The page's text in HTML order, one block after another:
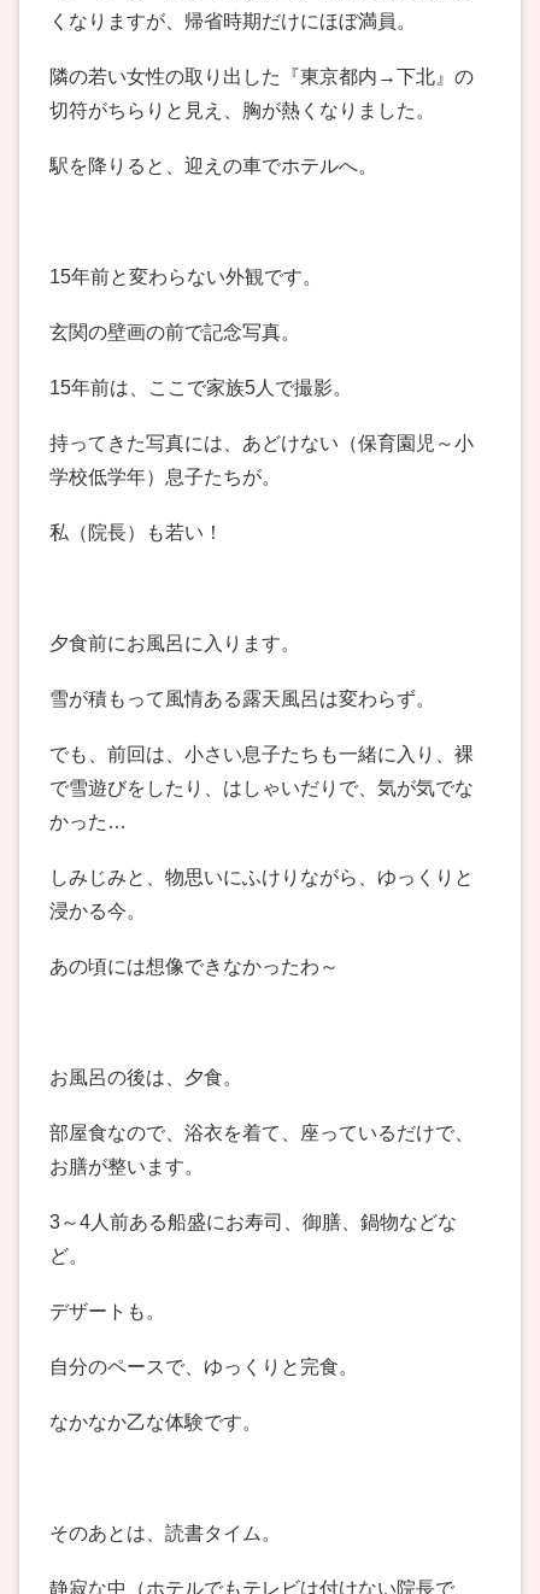
くなりますが、帰省時期だけにほぼ満員。
隣の若い女性の取り出した『東京都内→下北』の
切符がちらりと見え、胸が熱くなりました。
駅を降りると、迎えの車でホテルへ。
15年前と変わらない外観です。
玄関の壁画の前で記念写真。
15年前は、ここで家族5人で撮影。
持ってきた写真には、あどけない（保育園児～小
学校低学年）息子たちが。
私（院長）も若い！
夕食前にお風呂に入ります。
雪が積もって風情ある露天風呂は変わらず。
でも、前回は、小さい息子たちも一緒に入り、裸
で雪遊びをしたり、はしゃいだりで、気が気でな
かった…
しみじみと、物思いにふけりながら、ゆっくりと
浸かる今。
あの頃には想像できなかったわ～
お風呂の後は、夕食。
部屋食なので、浴衣を着て、座っているだけで、
お膳が整います。
3～4人前ある船盛にお寿司、御膳、鍋物などな
ど。
デザートも。
自分のペースで、ゆっくりと完食。
なかなか乙な体験です。
そのあとは、読書タイム。
静寂な中（ホテルでもテレビは付けない院長で